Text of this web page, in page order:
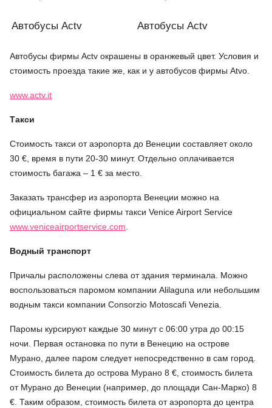
Автобусы Actv Автобусы Actv
Автобусы фирмы Actv окрашены в оранжевый цвет. Условия и
стоимость проезда такие же, как и у автобусов фирмы Atvo.
www.actv.it
Такси
Стоимость такси от аэропорта до Венеции составляет около
30 €, время в пути 20-30 минут. Отдельно оплачивается
стоимость багажа – 1 € за место.
Заказать трансфер из аэропорта Венеции можно на
официальном сайте фирмы такси Venice Airport Service
www.veniceairportservice.com
Водный транспорт
Причалы расположены слева от здания терминала. Можно
воспользоваться паромом компании Alilaguna или небольшим
водным такси компании Consorzio Motoscafi Venezia.
Паромы курсируют каждые 30 минут с 06:00 утра до 00:15
ночи. Первая остановка по пути в Венецию на острове
Мурано, далее паром следует непосредственно в сам город.
Стоимость билета до острова Мурано 8 €, стоимость билета
от Мурано до Венеции (например, до площади Сан-Марко) 8
€. Таким образом, стоимость билета от аэропорта до центра